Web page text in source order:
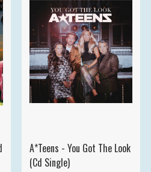
A*Teens - You Got The Look
(Cd Single)